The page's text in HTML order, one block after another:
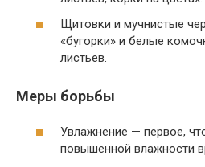
Щитовки и мучнистые
«бугорки» и белые
листьев.
Меры борьбы
Увлажнение — первое,
повышенной влажности